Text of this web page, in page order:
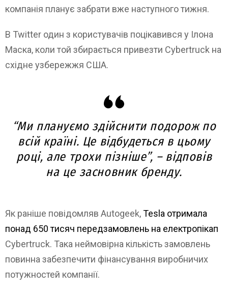
компанія планує забрати вже наступного тижня.
В Twitter один з користувачів поцікавився у Ілона
Маска, коли той збирається привезти Cybertruck на
східне узбережжя США.
“Ми плануємо здійснити подорож по
всій країні. Це відбудеться в цьому
році, але трохи пізніше”, – відповів
на це засновник бренду.
Як раніше повідомляв Autogeek,Tesla отримала
понад 650 тисяч передзамовлень на електропікап
Cybertruck. Така неймовірна кількість замовлень
повинна забезпечити фінансування виробничих
потужностей компанії.